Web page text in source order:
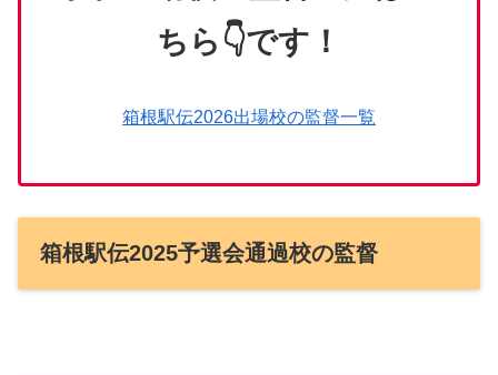
ちら👇です！
箱根駅伝2026出場校の監督一覧
箱根駅伝2025予選会通過校の監督